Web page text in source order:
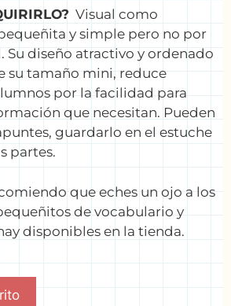
Visual como
y simple pero no por
Su diseño atractivo y ordenado
su tamaño mini, reduce
por la facilidad para
que necesitan. Pueden
guardarlo en el estuche
partes.
que eches un ojo a los
de vocabulario y
disponibles en la tienda.